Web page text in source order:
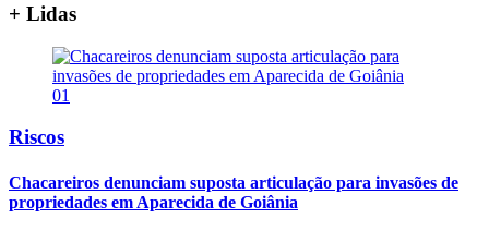
+ Lidas
01
Riscos
Chacareiros denunciam suposta articulação para invasões de
propriedades em Aparecida de Goiânia